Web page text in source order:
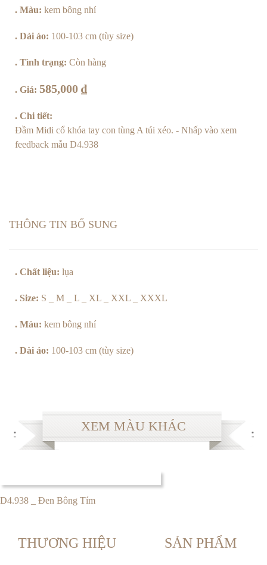
. Màu: kem bông nhí
. Dài áo: 100-103 cm (tùy size)
. Tình trạng: Còn hàng
. Giá: 585,000 ₫
. Chi tiết:
Đầm Midi cổ khóa tay con tùng A túi xéo. - Nhấp vào xem
feedback mẫu D4.938
THÔNG TIN BỔ SUNG
. Chất liệu: lụa
. Size: S _ M _ L _ XL _ XXL _ XXXL
. Màu: kem bông nhí
. Dài áo: 100-103 cm (tùy size)
XEM MÀU KHÁC
D4.938 _ Đen Bông Tím
THƯƠNG HIỆU SẢN PHẨM